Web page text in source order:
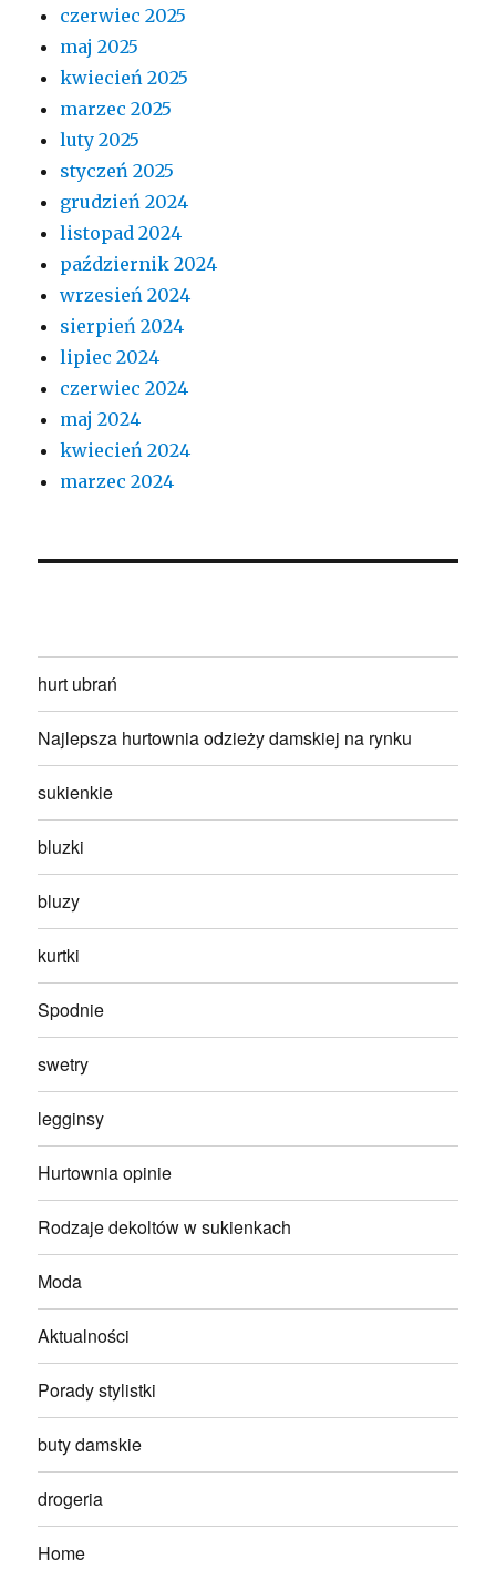
czerwiec 2025
maj 2025
kwiecień 2025
marzec 2025
luty 2025
styczeń 2025
grudzień 2024
listopad 2024
październik 2024
wrzesień 2024
sierpień 2024
lipiec 2024
czerwiec 2024
maj 2024
kwiecień 2024
marzec 2024
hurt ubrań
Najlepsza hurtownia odzieży damskiej na rynku
sukienkie
bluzki
bluzy
kurtki
Spodnie
swetry
legginsy
Hurtownia opinie
Rodzaje dekoltów w sukienkach
Moda
Aktualności
Porady stylistki
buty damskie
drogeria
Home